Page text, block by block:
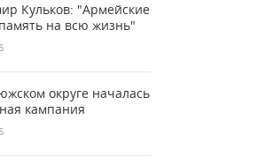
Кульков: "Армейские
на всю жизнь"
округе началась
кампания